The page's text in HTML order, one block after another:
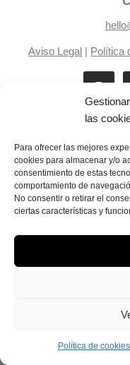
las
Para ofrecer las mejores
cookies para almacenar y/o
consentimiento de estas
comportamiento de
No consentir o retirar el
ciertas características y
Política de cookies
Aviso Legal | Política
Laila